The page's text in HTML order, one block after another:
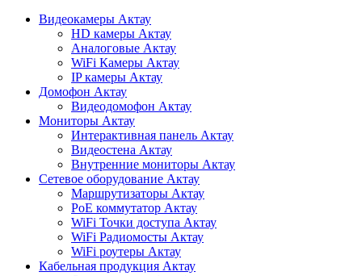
Видеокамеры Актау
HD камеры Актау
Аналоговые Актау
WiFi Камеры Актау
IP камеры Актау
Домофон Актау
Видеодомофон Актау
Мониторы Актау
Интерактивная панель Актау
Видеостена Актау
Внутренние мониторы Актау
Сетевое оборудование Актау
Маршрутизаторы Актау
PoE коммутатор Актау
WiFi Точки доступа Актау
WiFi Радиомосты Актау
WiFi роутеры Актау
Кабельная продукция Актау